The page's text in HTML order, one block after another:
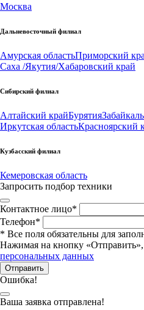
Москва
Дальневосточный филиал
Амурская областьПриморский
Саха /Якутия/Хабаровский край
Сибирский филиал
Алтайский крайБурятия
Иркутская областьКрасноярский
Кузбасский филиал
Кемеровская область
Запросить подбор техники
Контактное лицо*
Телефон*
* Все поля обязательны для
Нажимая на кнопку «Отправить»,
персональных данных
Отправить
Ошибка!
Ваша заявка отправлена!